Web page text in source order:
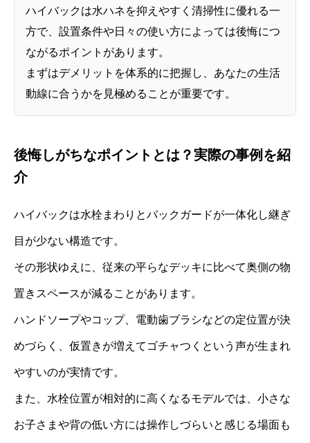
ハイバックは水ハネを抑えやすく清掃性に優れる一
方で、設置条件や日々の使い方によっては後悔につ
ながるポイントがあります。
まずはデメリットを体系的に把握し、あなたの生活
動線に合うかを見極めることが重要です。
後悔しがちなポイントとは？実際の事例を紹
介
ハイバックは水栓まわりとバックガードが一体化し継ぎ
目が少ない構造です。
その形状ゆえに、従来の平らなデッキに比べて奥側の物
置きスペースが減ることがあります。
ハンドソープやコップ、電動歯ブラシなどの定位置が決
めづらく、仮置きが増えてゴチャつくという声が生まれ
やすいのが実情です。
また、水栓位置が相対的に高くなるモデルでは、小さな
お子さまや背の低い方には操作しづらいと感じる場面も